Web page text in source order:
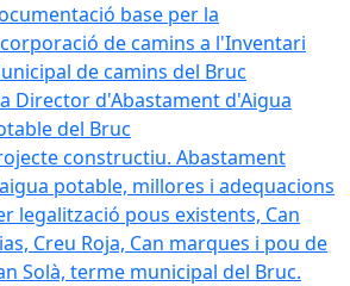
base per la
de camins a l'Inventari
de camins del Bruc
Director d'Abastament d'Aigua
del Bruc
constructiu. Abastament
potable, millores i adequacions
legalització pous existents, Can
Creu Roja, Can marques i pou de
Solà, terme municipal del Bruc.